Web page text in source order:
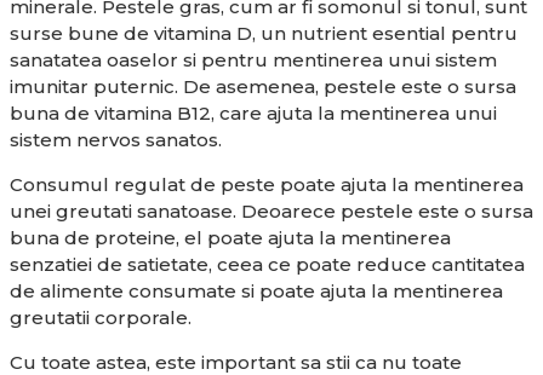
minerale. Pestele gras, cum ar fi somonul si tonul, sunt
surse bune de vitamina D, un nutrient esential pentru
sanatatea oaselor si pentru mentinerea unui sistem
imunitar puternic. De asemenea, pestele este o sursa
buna de vitamina B12, care ajuta la mentinerea unui
sistem nervos sanatos.
Consumul regulat de peste poate ajuta la mentinerea
unei greutati sanatoase. Deoarece pestele este o sursa
buna de proteine, el poate ajuta la mentinerea
senzatiei de satietate, ceea ce poate reduce cantitatea
de alimente consumate si poate ajuta la mentinerea
greutatii corporale.
Cu toate astea, este important sa stii ca nu toate